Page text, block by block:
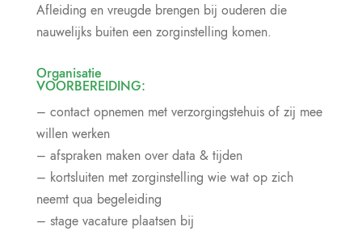
Afleiding en vreugde brengen bij ouderen die
nauwelijks buiten een zorginstelling komen.
Organisatie
VOORBEREIDING:
– contact opnemen met verzorgingstehuis of zij mee
willen werken
– afspraken maken over data & tijden
– kortsluiten met zorginstelling wie wat op zich
neemt qua begeleiding
– stage vacature plaatsen bij